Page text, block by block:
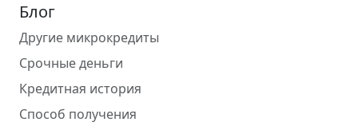
Блог
Другие микрокредиты
Срочные деньги
Кредитная история
Способ получения